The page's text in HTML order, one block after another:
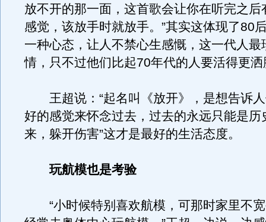
放不开的那一面，这首歌会让你在听完之后
感觉，该放手时就放手。”其实这体现了80
一种心态，让人不禁心生感慨，这一代人最
情，只不过他们比起70年代的人要活得更洒
王超说：“起名叫《放开》，是想告诉人
好的感觉来怀念过去，过去的永远只能是历
来，躲开伤害”这才是最好的生活态度。
玩航模也是考验
“小时候特别喜欢航模，可那时家里不宽